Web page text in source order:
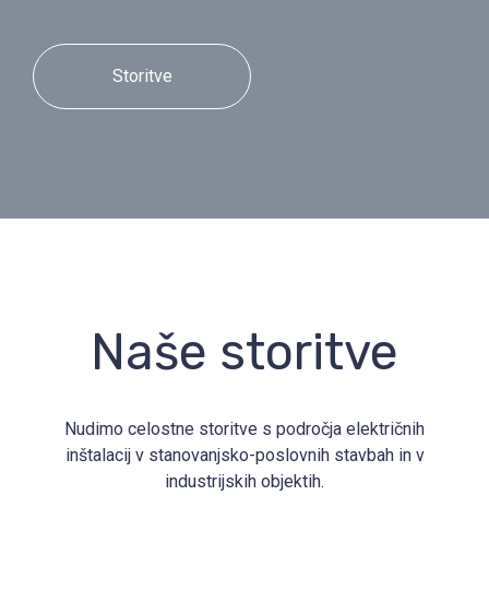
Storitve
Naše storitve
Nudimo celostne storitve s področja električnih
inštalacij v stanovanjsko-poslovnih stavbah in v
industrijskih objektih.